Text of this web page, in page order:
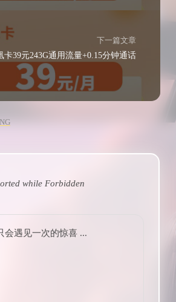
下一篇文章
卡39元243G通用流量+0.15分钟通话
while Forbidden
会遇见一次的惊喜 ...